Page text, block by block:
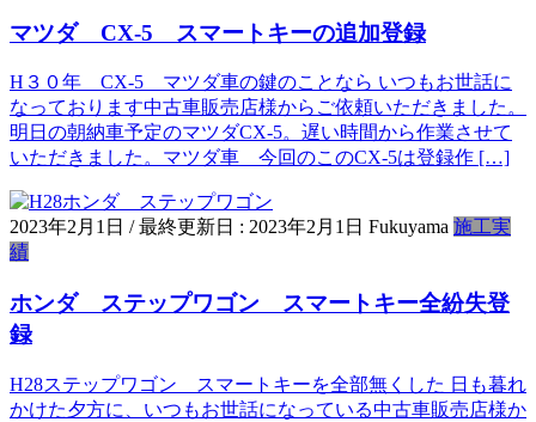
マツダ CX-5 スマートキーの追加登録
H３０年 CX-5 マツダ車の鍵のことなら いつもお世話に
なっております中古車販売店様からご依頼いただきました。
明日の朝納車予定のマツダCX-5。遅い時間から作業させて
いただきました。マツダ車 今回のこのCX-5は登録作 […]
2023年2月1日 / 最終更新日 : 2023年2月1日 Fukuyama 施工実
績
ホンダ ステップワゴン スマートキー全紛失登
録
H28ステップワゴン スマートキーを全部無くした 日も暮れ
かけた夕方に、いつもお世話になっている中古車販売店様か